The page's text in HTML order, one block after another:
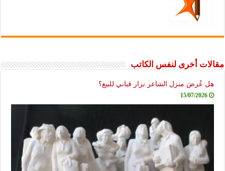
مقالات أخرى لنفس الكاتب
هل عُرضَ منزل الشاعر نزار قباني للبيع؟
15/07/2026